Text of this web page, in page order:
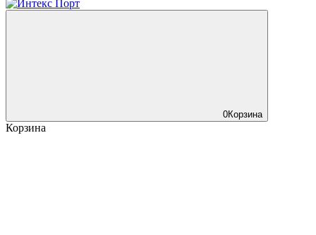
0Корзина
Корзина